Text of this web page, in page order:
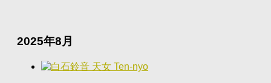
2025年8月